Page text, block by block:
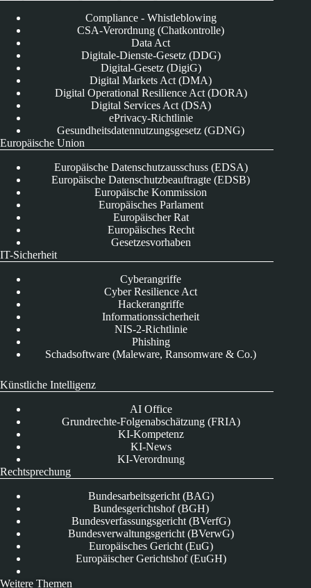
Compliance - Whistleblowing
CSA-Verordnung (Chatkontrolle)
Data Act
Digitale-Dienste-Gesetz (DDG)
Digital-Gesetz (DigiG)
Digital Markets Act (DMA)
Digital Operational Resilience Act (DORA)
Digital Services Act (DSA)
ePrivacy-Richtlinie
Gesundheitsdatennutzungsgesetz (GDNG)
Europäische Union
Europäische Datenschutzausschuss (EDSA)
Europäische Datenschutzbeauftragte (EDSB)
Europäische Kommission
Europäisches Parlament
Europäischer Rat
Europäisches Recht
Gesetzesvorhaben
IT-Sicherheit
Cyberangriffe
Cyber Resilience Act
Hackerangriffe
Informationssicherheit
NIS-2-Richtlinie
Phishing
Schadsoftware (Maleware, Ransomware & Co.)
Künstliche Intelligenz
AI Office
Grundrechte-Folgenabschätzung (FRIA)
KI-Kompetenz
KI-News
KI-Verordnung
Rechtsprechung
Bundesarbeitsgericht (BAG)
Bundesgerichtshof (BGH)
Bundesverfassungsgericht (BVerfG)
Bundesverwaltungsgericht (BVerwG)
Europäisches Gericht (EuG)
Europäischer Gerichtshof (EuGH)
Weitere Themen